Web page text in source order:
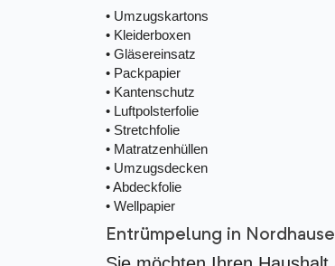
• Umzugskartons
• Kleiderboxen
• Gläsereinsatz
• Packpapier
• Kantenschutz
• Luftpolsterfolie
• Stretchfolie
• Matratzenhüllen
• Umzugsdecken
•Abdeckfolie
• Wellpapier
Entrümpelung in